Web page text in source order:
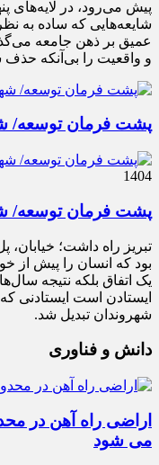
پیش می‌رود، در لایه‌های
شایعه‌هایی که ساده به
عمیق بر ذهن جامعه
و واقعیت را بی‌آنکه
پشت فرمان توسعه/
1404
پشت فرمان توسعه/
تبریز راه داشت؛
بود که انسان را پیش از
یک اتفاق بلکه نتیجه
ایستادن است ایستادنی
شهروندان تبدیل شد.
دانش و فناوری
اراضی راه آهن در
می شود